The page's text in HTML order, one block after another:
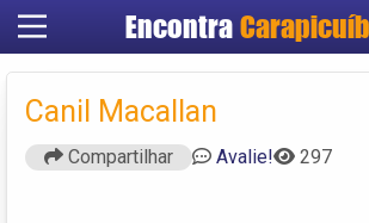
Encontra
Cadastrar
Canil Macallan
Compartilhar Avalie! 297